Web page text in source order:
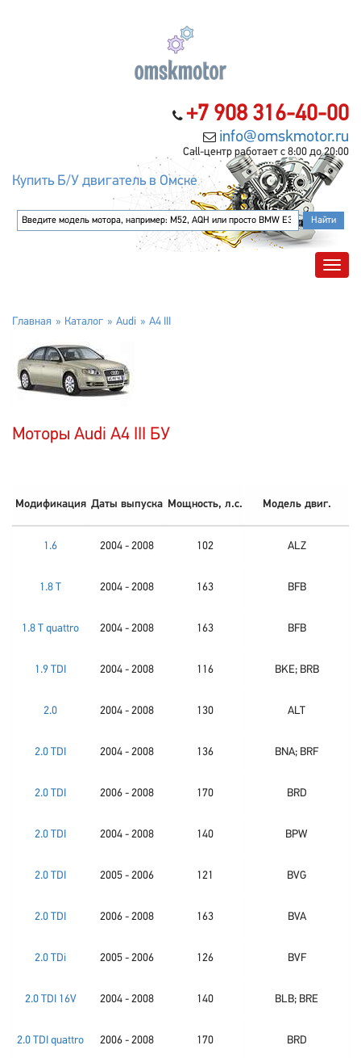
+7 908 316-40-00
info@omskmotor.ru
Call-центр работает с 8:00 до 20:00
Купить Б/У двигатель в Омске
Главная Каталог Audi A4 III
Моторы Audi A4 III БУ
Модификация Даты выпуска Мощность, л.с. Модель двиг.
1.6 2004 - 2008 102 ALZ
1.8 T 2004 - 2008 163 BFB
1.8 T quattro 2004 - 2008 163 BFB
1.9 TDI 2004 - 2008 116 BKE; BRB
2.0 2004 - 2008 130 ALT
2.0 TDI 2004 - 2008 136 BNA; BRF
2.0 TDI 2006 - 2008 170 BRD
2.0 TDI 2004 - 2008 140 BPW
2.0 TDI 2005 - 2006 121 BVG
2.0 TDI 2006 - 2008 163 BVA
2.0 TDi 2005 - 2006 126 BVF
2.0 TDI 16V 2004 - 2008 140 BLB; BRE
2.0 TDI quattro 2006 - 2008 170 BRD